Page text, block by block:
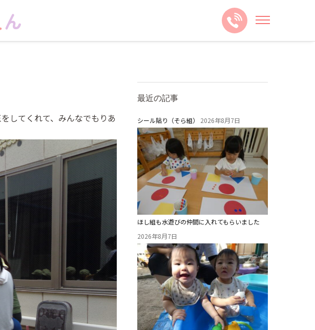
してくれて、みんなでもりあ
最近の記事
シール貼り（そら組） 2026年8月7日
ほし組も水遊びの仲間に入れてもらいました
2026年8月7日